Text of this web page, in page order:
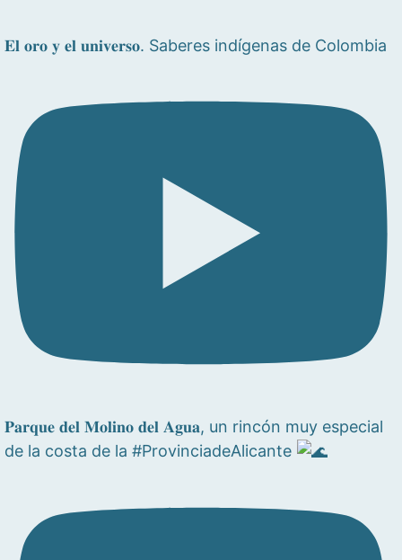
𝐄𝐥 𝐨𝐫𝐨 𝐲 𝐞𝐥 𝐮𝐧𝐢𝐯𝐞𝐫𝐬𝐨. Saberes indígenas de Colombia
𝐏𝐚𝐫𝐪𝐮𝐞 𝐝𝐞𝐥 𝐌𝐨𝐥𝐢𝐧𝐨 𝐝𝐞𝐥 𝐀𝐠𝐮𝐚, un rincón muy especial
de la costa de la #ProvinciadeAlicante